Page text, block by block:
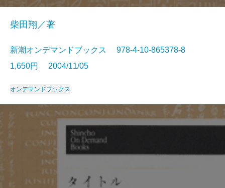
柴田翔／著
新潮オンデマンドブックス 978-4-10-865378-8
1,650円 2004/11/05
オンデマンドブックス